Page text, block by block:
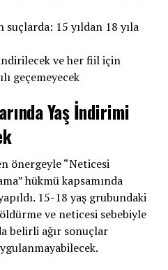
15 yıldan 18 yıla
ve her fiil için
geçemeyecek
Yaş İndirimi
önergeyle “Neticesi
hükmü kapsamında
15-18 yaş grubundaki
ve neticesi sebebiyle
belirli ağır sonuçlar